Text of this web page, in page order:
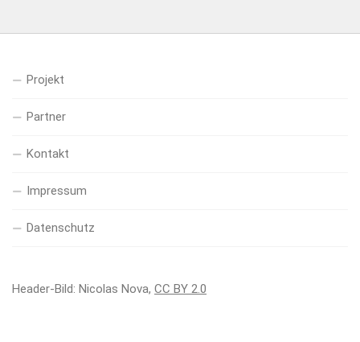
Projekt
Partner
Kontakt
Impressum
Datenschutz
Header-Bild: Nicolas Nova, CC BY 2.0